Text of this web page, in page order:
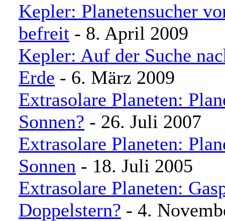
Kepler: Planetensucher
befreit - 8. April 2009
Kepler: Auf der Suche
Erde - 6. März 2009
Extrasolare Planeten:
Sonnen? - 26. Juli 2007
Extrasolare Planeten:
Sonnen - 18. Juli 2005
Extrasolare Planeten:
Doppelstern? - 4.